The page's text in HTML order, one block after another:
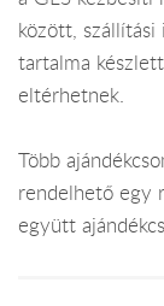
között, szállítási
tartalma
eltérhetnek.
Több
rendelhető egy
együtt